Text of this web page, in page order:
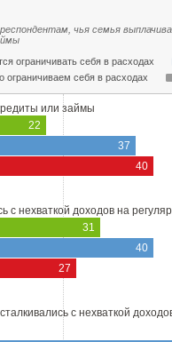
чья семья
ограничивать себя в расходах
ограничиваем себя в расходах
или займы
22
37
40
с нехваткой доходов на
31
40
27
с нехваткой